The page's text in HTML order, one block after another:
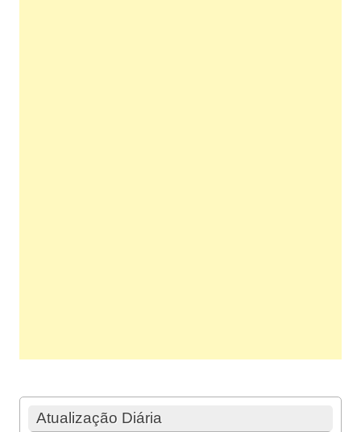
Atualização Diária